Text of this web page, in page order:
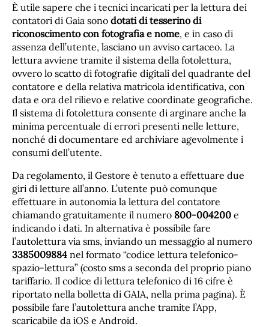
È utile sapere che i tecnici incaricati per la lettura dei
contatori di Gaia sono dotati di tesserino di
riconoscimento con fotografia e nome, e in caso di
assenza dell’utente, lasciano un avviso cartaceo. La
lettura avviene tramite il sistema della fotolettura,
ovvero lo scatto di fotografie digitali del quadrante del
contatore e della relativa matricola identificativa, con
data e ora del rilievo e relative coordinate geografiche.
Il sistema di fotolettura consente di arginare anche la
minima percentuale di errori presenti nelle letture,
nonché di documentare ed archiviare agevolmente i
consumi dell’utente.
Da regolamento, il Gestore è tenuto a effettuare due
giri di letture all’anno. L’utente può comunque
effettuare in autonomia la lettura del contatore
chiamando gratuitamente il numero 800-004200 e
indicando i dati. In alternativa è possibile fare
l’autolettura via sms, inviando un messaggio al numero
3385009884 nel formato “codice lettura telefonico-
spazio-lettura” (costo sms a seconda del proprio piano
tariffario. Il codice di lettura telefonico di 16 cifre è
riportato nella bolletta di GAIA, nella prima pagina). È
possibile fare l’autolettura anche tramite l’App,
scaricabile da iOS e Android.